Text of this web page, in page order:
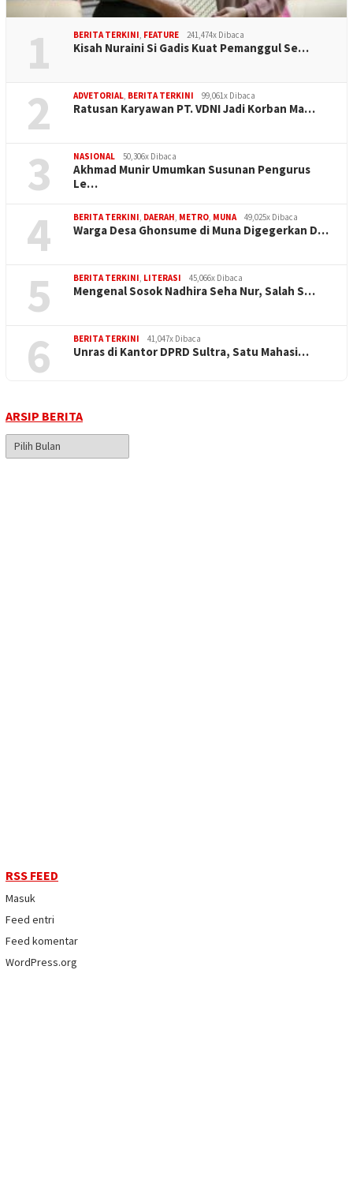
1 BERITA TERKINI FEATURE 241,474x Dibaca
Kisah Nuraini Si Gadis Kuat Pemanggul Se…
2 ADVETORIAL BERITA TERKINI 99,061x Dibaca
Ratusan Karyawan PT. VDNI Jadi Korban Ma…
3 NASIONAL 50,306x Dibaca
Akhmad Munir Umumkan Susunan Pengurus
Le…
4 BERITA TERKINI DAERAH METRO MUNA 49,025x Dibaca
Warga Desa Ghonsume di Muna Digegerkan D…
5 BERITA TERKINI LITERASI 45,066x Dibaca
Mengenal Sosok Nadhira Seha Nur, Salah S…
6 BERITA TERKINI 41,047x Dibaca
Unras di Kantor DPRD Sultra, Satu Mahasi…
ARSIP BERITA
Arsip
Berita
RSS FEED
Masuk
Feed entri
Feed komentar
WordPress.org